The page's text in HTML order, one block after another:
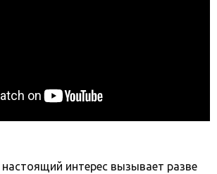
настоящий интерес вызывает разве